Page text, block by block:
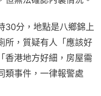
30分，地點是八鄉錦上
所，質疑有人「應該好
香港地方好細，房屋需
類事件，一律報警處